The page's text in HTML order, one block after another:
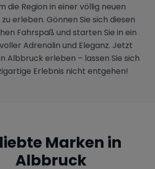
die Region in einer völlig neuen
erleben. Gönnen Sie sich diesen
Fahrspaß und starten Sie in ein
Adrenalin und Eleganz. Jetzt
Albbruck erleben – lassen Sie sich
Erlebnis nicht entgehen!
Marken in
Albbruck